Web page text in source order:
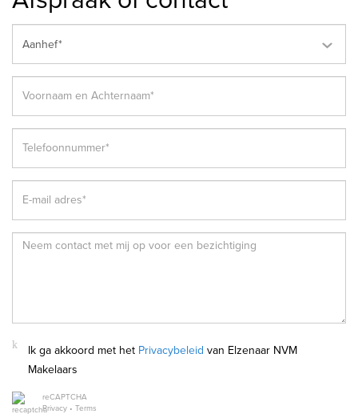
Aanhef*
Ik ga akkoord met het Privacybeleid van Elzenaar NVM
Makelaars
reCAPTCHA
Privacy • Terms